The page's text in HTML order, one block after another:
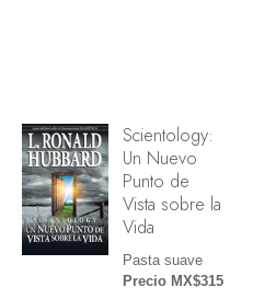
Scientology:
Un Nuevo
Punto de
Vista sobre la
Vida
Pasta suave
Precio MX$315